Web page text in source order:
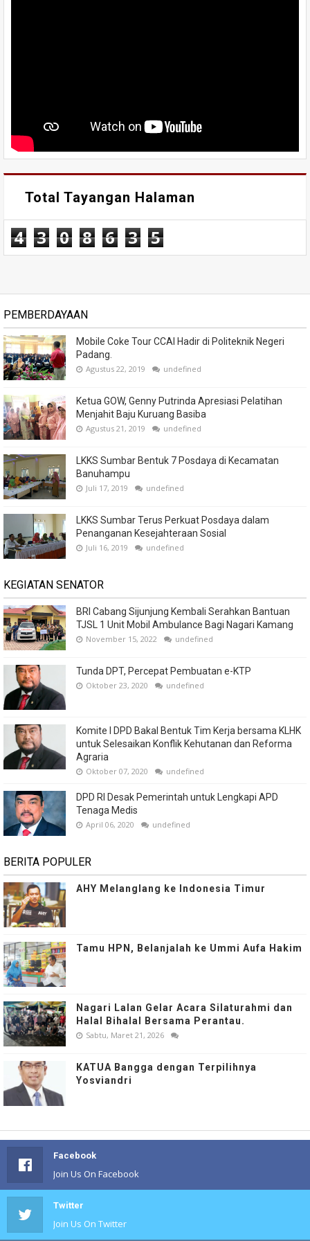
Total Tayangan Halaman
4 3 0 8 6 3 5
PEMBERDAYAAN
Mobile Coke Tour CCAI Hadir di Politeknik Negeri
Padang.
Agustus 22, 2019 undefined
Ketua GOW, Genny Putrinda Apresiasi Pelatihan
Menjahit Baju Kuruang Basiba
Agustus 21, 2019 undefined
LKKS Sumbar Bentuk 7 Posdaya di Kecamatan
Banuhampu
Juli 17, 2019 undefined
LKKS Sumbar Terus Perkuat Posdaya dalam
Penanganan Kesejahteraan Sosial
Juli 16, 2019 undefined
KEGIATAN SENATOR
BRI Cabang Sijunjung Kembali Serahkan Bantuan
TJSL 1 Unit Mobil Ambulance Bagi Nagari Kamang
November 15, 2022 undefined
Tunda DPT, Percepat Pembuatan e-KTP
Oktober 23, 2020 undefined
Komite I DPD Bakal Bentuk Tim Kerja bersama KLHK
untuk Selesaikan Konflik Kehutanan dan Reforma
Agraria
Oktober 07, 2020 undefined
DPD RI Desak Pemerintah untuk Lengkapi APD
Tenaga Medis
April 06, 2020 undefined
BERITA POPULER
AHY Melanglang ke Indonesia Timur
Tamu HPN, Belanjalah ke Ummi Aufa Hakim
Nagari Lalan Gelar Acara Silaturahmi dan
Halal Bihalal Bersama Perantau.
Sabtu, Maret 21, 2026
KATUA Bangga dengan Terpilihnya
Yosviandri
Facebook
Join Us On Facebook
Twitter
Join Us On Twitter